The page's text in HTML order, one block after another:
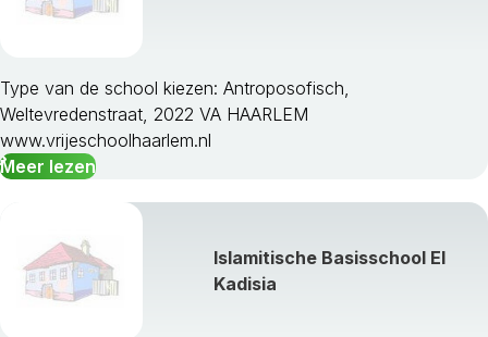
Type van de school kiezen: Antroposofisch,
Weltevredenstraat, 2022 VA HAARLEM
www.vrijeschoolhaarlem.nl
Meer lezen
Islamitische Basisschool El
Kadisia